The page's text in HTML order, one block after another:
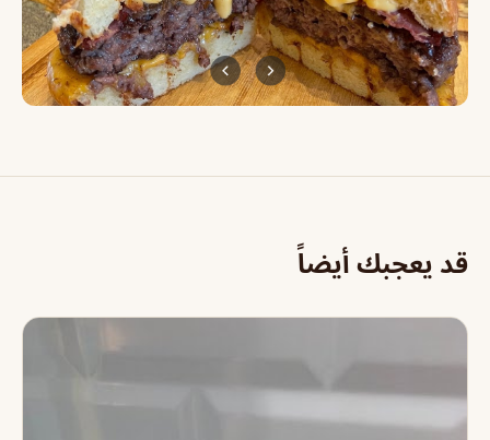
قد يعجبك أيضاً